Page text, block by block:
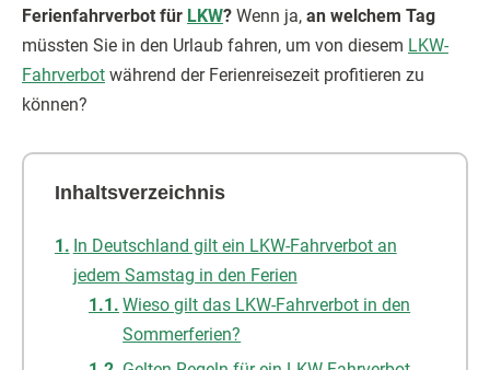
Ferienfahrverbot für LKW? Wenn ja, an welchem Tag
müssten Sie in den Urlaub fahren, um von diesem LKW-
Fahrverbot während der Ferienreisezeit profitieren zu
können?
Inhaltsverzeichnis
In Deutschland gilt ein LKW-Fahrverbot an
jedem Samstag in den Ferien
Wieso gilt das LKW-Fahrverbot in den
Sommerferien?